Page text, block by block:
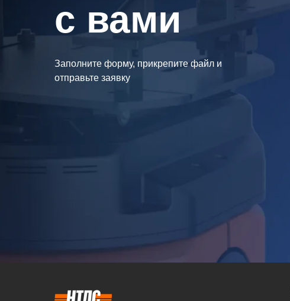
с вами
Заполните форму, прикрепите файл и
отправьте заявку